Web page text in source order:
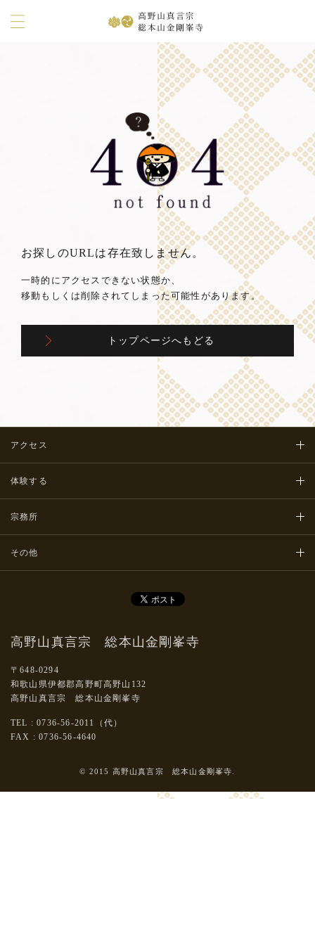
お探しのURLは存在致しません。
一時的にアクセスできない状態か、
移動もしくは削除されてしまった可能性があります。
トップページへもどる
アクセス
体験する
宗務所
その他
高野山真言宗 総本山金剛峯寺
〒648-0294
和歌山県伊都郡高野町高野山132
高野山真言宗 総本山金剛峯寺
TEL : 0736-56-2011（代）
FAX : 0736-56-4640
© 2015 高野山真言宗 総本山金剛峯寺.